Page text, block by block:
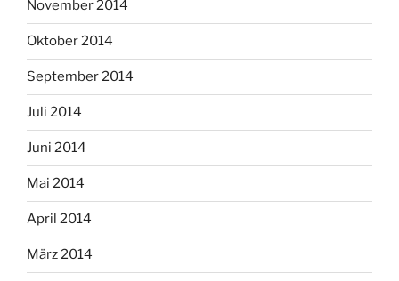
November 2014
Oktober 2014
September 2014
Juli 2014
Juni 2014
Mai 2014
April 2014
März 2014